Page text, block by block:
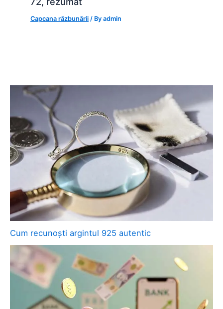
Capcana răzbunării / Byadmin
Cum recunoști argintul 925 autentic